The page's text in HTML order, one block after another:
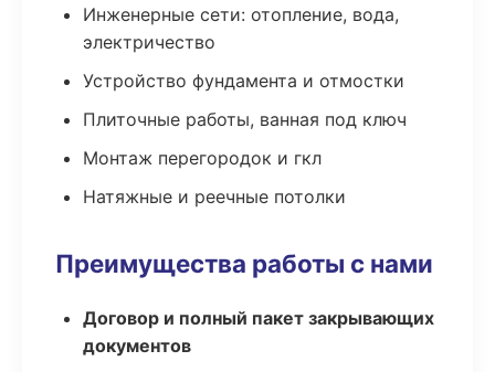
Инженерные сети: отопление, вода,
электричество
Устройство фундамента и отмостки
Плиточные работы, ванная под ключ
Монтаж перегородок и гкл
Натяжные и реечные потолки
Преимущества работы с нами
Договор и полный пакет закрывающих
документов